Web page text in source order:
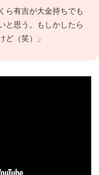
ら有吉が大金持ちでも
と思う。もしかしたら
ど（笑）」